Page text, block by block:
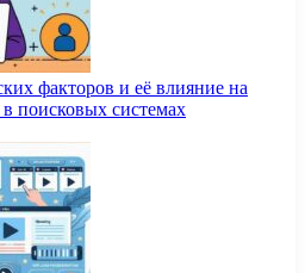
факторов и её влияние на
поисковых системах